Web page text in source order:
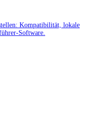
Kompatibilität, lokale
Software.